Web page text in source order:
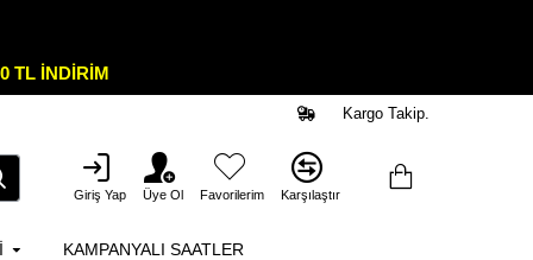
TL İNDİRİM
Kargo Takip.
Giriş Yap Üye Ol Favorilerim Karşılaştır
KAMPANYALI SAATLER